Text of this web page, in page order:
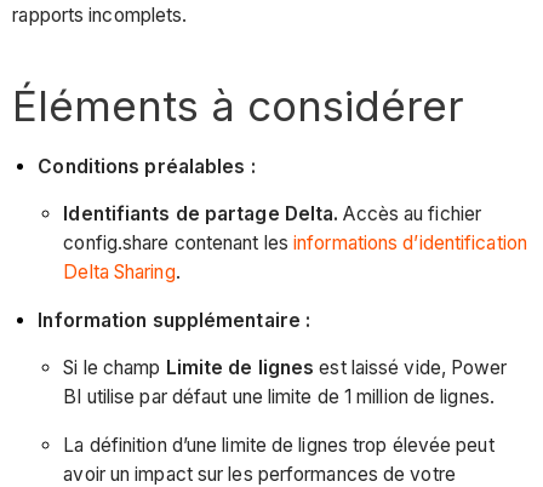
rapports incomplets.
Éléments à considérer
Conditions préalables :
Identifiants de partage Delta. Accès au fichier
config.share contenant lesinformations d’identification
Delta Sharing.
Information supplémentaire :
Si le champ Limite de lignes est laissé vide, Power
BI utilise par défaut une limite de 1 million de lignes.
La définition d’une limite de lignes trop élevée peut
avoir un impact sur les performances de votre